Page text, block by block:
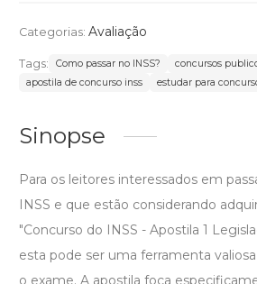
Categorias: Avaliação
Tags: Como passar no INSS?
concursos
apostila de concurso inss
estudar para
Sinopse
Para os leitores interessados em
INSS e que estão considerando
"Concurso do INSS - Apostila 1
esta pode ser uma ferramenta
o exame. A apostila foca